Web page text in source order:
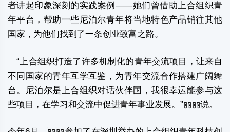
者讲起印象深刻的实践案例——她们曾借助上合组织青
年平台，帮助一些尼泊尔青年将当地特色产品销往其他
国家，为他们找到了一条创业致富之路。
“上合组织打造了许多机制化的青年交流项目，让来自
不同国家的青年互学互鉴，为青年交流合作搭建广阔舞
台。尼泊尔是上合组织对话伙伴国，我很幸运能参与这
些项目，在学习和交流中促进青年事业发展。”丽丽说。